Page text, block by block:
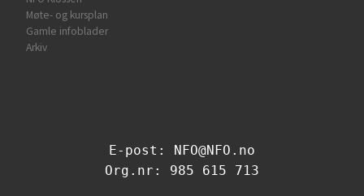
Møte- og kursplan
Gamle infoblader
Arkiv
E-post: NFO@NFO.no
Org.nr: 985 615 713